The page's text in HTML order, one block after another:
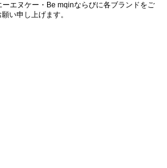
エヌケー・Be mqinならびに各ブランドをご
い申し上げます。